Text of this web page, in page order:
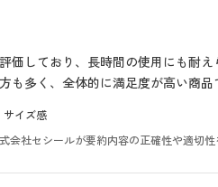
価しており、長時間の使用にも耐
多く、全体的に満足度が高い商品
サイズ感
社セシールが要約内容の正確性や適切